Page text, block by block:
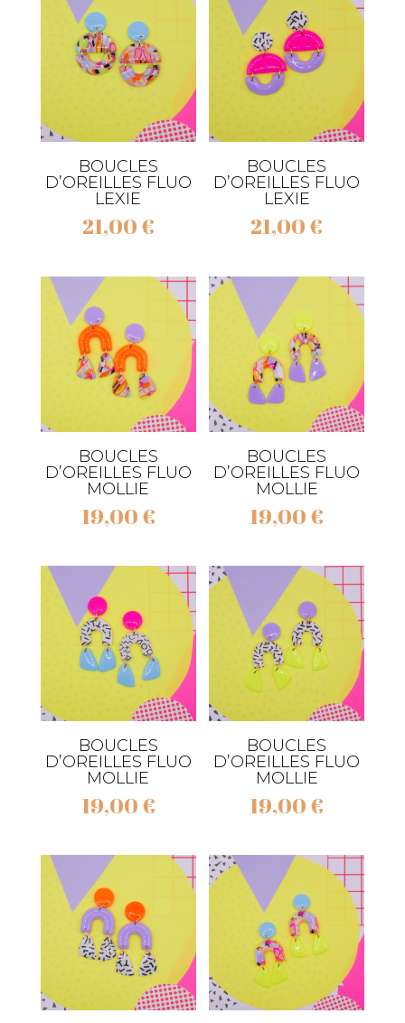
BOUCLES
D’OREILLES FLUO
LEXIE
21,00€
BOUCLES
D’OREILLES FLUO
LEXIE
21,00€
BOUCLES
D’OREILLES FLUO
MOLLIE
19,00€
BOUCLES
D’OREILLES FLUO
MOLLIE
19,00€
BOUCLES
D’OREILLES FLUO
MOLLIE
19,00€
BOUCLES
D’OREILLES FLUO
MOLLIE
19,00€